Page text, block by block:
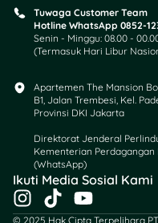
Tuwaga Customer Team
Hotline WhatsApp 0852-
Senin - Minggu: 08.00 -
(Termasuk Hari Libur
Apartemen The Mansion
B1, Jalan Trembesi, Kel.
Provinsi DKI Jakarta
Direktorat Jenderal
Kementerian Perdagangan
(WhatsApp)​
Ikuti Media Sosial Kami
I
n
T
i
Y
o
© 2025 Hak Cipta Terpelihara